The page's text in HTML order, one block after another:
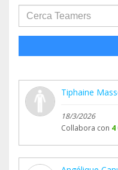
Tiphaine
18/3/2026
Collabora con 4